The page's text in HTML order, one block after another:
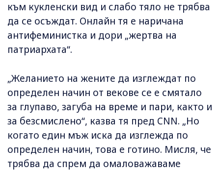
към кукленски вид и слабо тяло не трябва
да се осъждат. Онлайн тя е наричана
антифеминистка и дори „жертва на
патриархата“.
„Желанието на жените да изглеждат по
определен начин от векове се е смятало
за глупаво, загуба на време и пари, както и
за безсмислено“, казва тя пред CNN. „Но
когато един мъж иска да изглежда по
определен начин, това е готино. Мисля, че
трябва да спрем да омаловажаваме